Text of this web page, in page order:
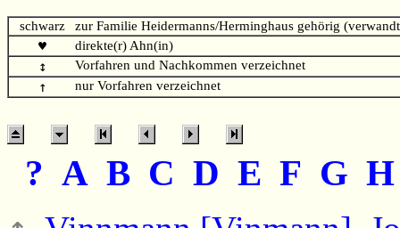
schwarz zur Familie Heidermanns/Herminghaus gehörig
♥ direkte(r) Ahn(in)
↕ Vorfahren und Nachkommen verzeichnet
↑ nur Vorfahren verzeichnet
? A B C D E F G